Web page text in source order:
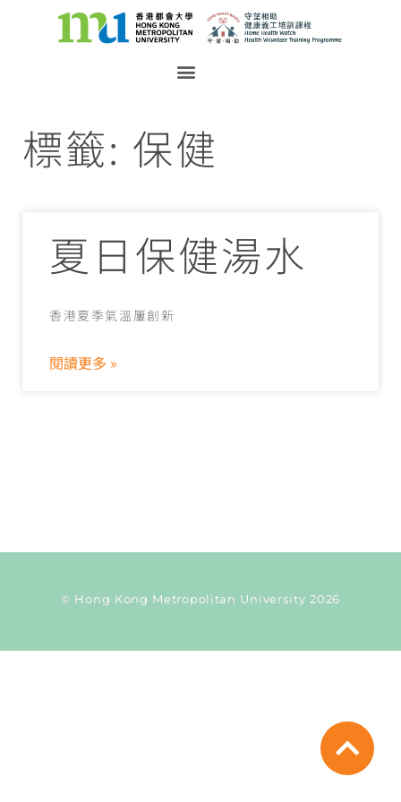
標籤: 保健
夏日保健湯水
香港夏季氣溫屢創新
閱讀更多 »
© Hong Kong Metropolitan University 2026